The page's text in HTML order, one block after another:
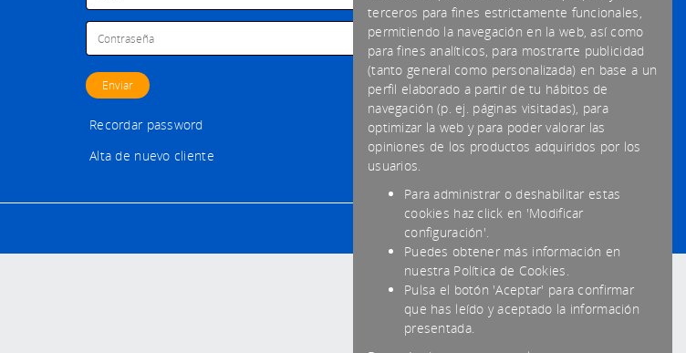
Recordar password
Alta de nuevo cliente
terceros para fines estrictamente funcionales,
permitiendo la navegación en la web, así como
para fines analíticos, para mostrarte publicidad
(tanto general como personalizada) en base a un
perfil elaborado a partir de tu hábitos de
navegación (p. ej. páginas visitadas), para
optimizar la web y para poder valorar las
opiniones de los productos adquiridos por los
usuarios.
Para administrar o deshabilitar estas
cookies haz click en 'Modificar
configuración'.
Puedes obtener más información en
nuestra Política de Cookies.
Pulsa el botón 'Aceptar' para confirmar
que has leído y aceptado la información
presentada.